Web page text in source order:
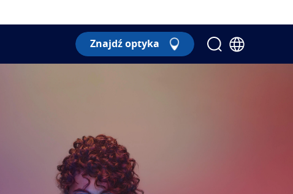
Znajdź optyka